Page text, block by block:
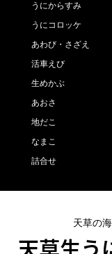
うにからすみ
うにコロッケ
あわび・さざえ
活車えび
生めかぶ
あおさ
地だこ
なまこ
詰合せ
天草の
天草生う